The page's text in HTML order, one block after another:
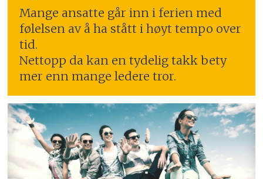
Mange ansatte går inn i ferien med
følelsen av å ha stått i høyt tempo over
tid.
Nettopp da kan en tydelig takk bety
mer enn mange ledere tror.